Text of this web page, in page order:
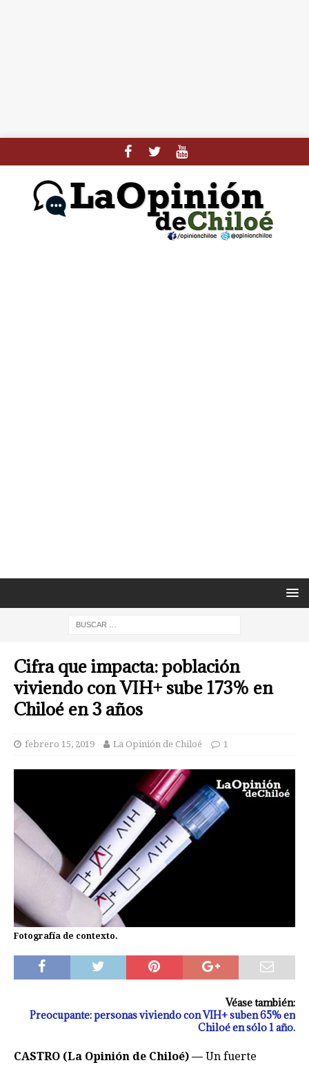
Cifra que impacta: población
viviendo con VIH+ sube 173% en
Chiloé en 3 años
febrero 15, 2019 La Opinión de Chiloé 1
Fotografía de contexto.
Véase también:
Preocupante: personas viviendo con VIH+ suben 65% en
Chiloé en sólo 1 año.
CASTRO (La Opinión de Chiloé) — Un fuerte